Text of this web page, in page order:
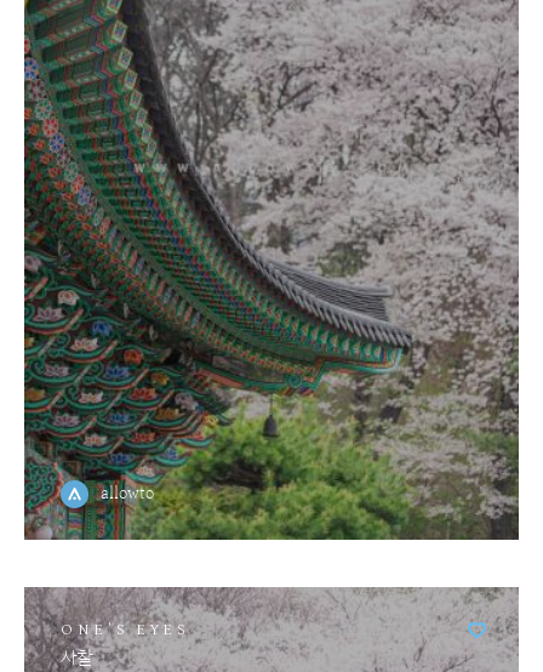
allowto
ONE'S EYES
사찰